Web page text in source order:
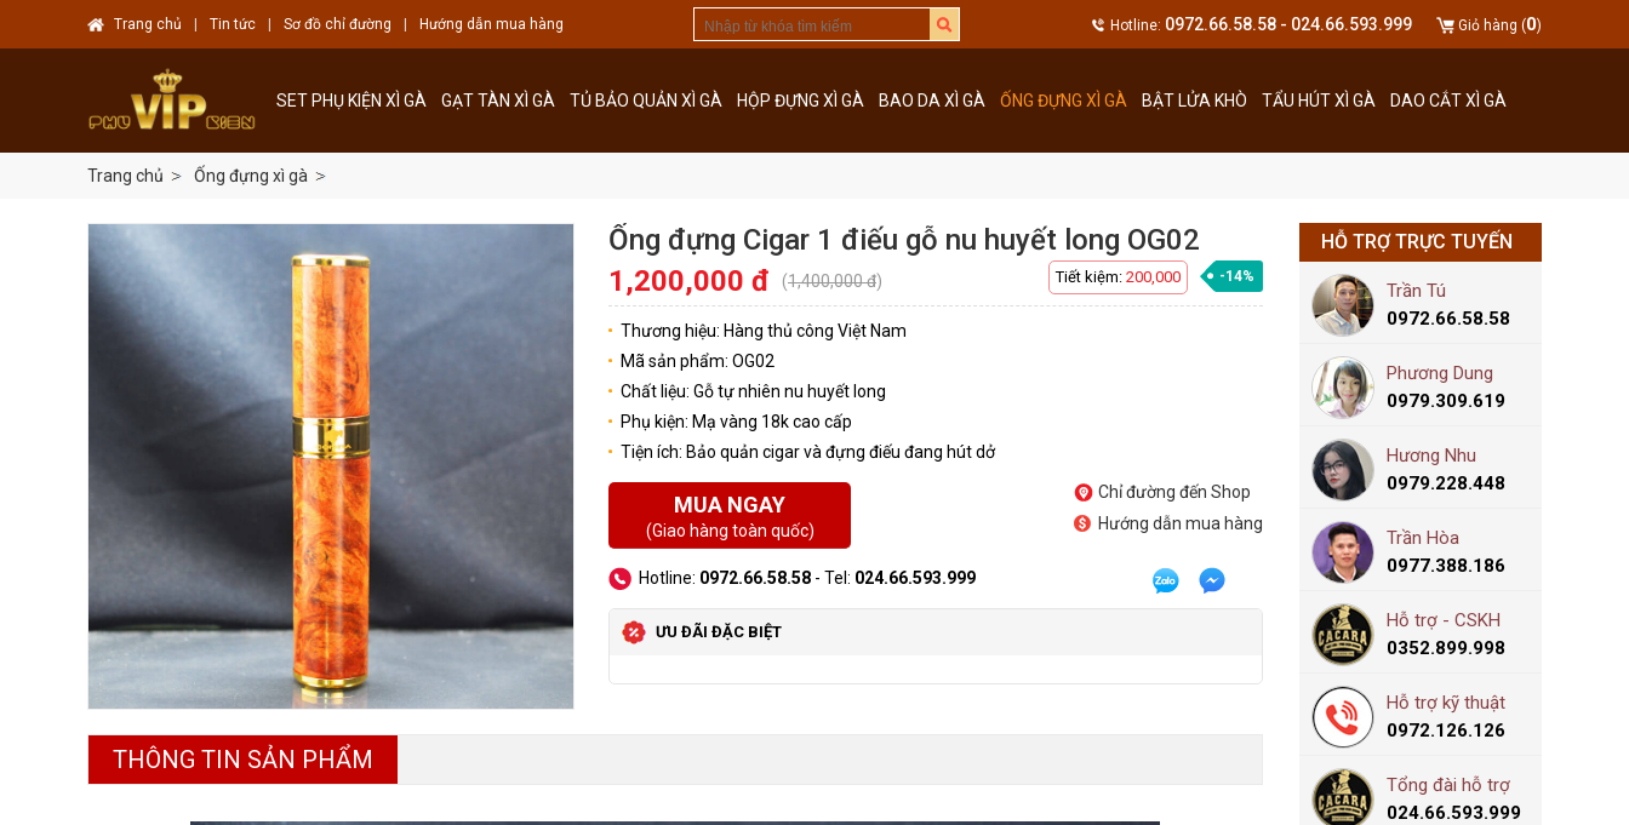
SET PHỤ KIỆN XÌ GÀ GẠT TÀN XÌ GÀ TỦ BẢO QUẢN XÌ GÀ HỘP ĐỰNG XÌ GÀ BAO DA XÌ GÀ ỐNG ĐỰNG XÌ GÀ BẬT LỬA KHÒ TẨU HÚT XÌ GÀ DAO CẮT XÌ GÀ
Trang chủ Ống đựng xì gà
Ống đựng Cigar 1 điếu gỗ nu huyết long OG02
-14%
Tiết kiệm: 200,000
1,200,000 đ (1,400,000 đ)
Thương hiệu: Hàng thủ công Việt Nam
Mã sản phẩm: OG02
Chất liệu: Gỗ tự nhiên nu huyết long
Phụ kiện: Mạ vàng 18k cao cấp
Tiện ích: Bảo quản cigar và đựng điếu đang hút dở
Chỉ đường đến Shop
Hướng dẫn mua hàng
MUA NGAY
(Giao hàng toàn quốc)
Hotline: 0972.66.58.58 - Tel: 024.66.593.999
ƯU ĐÃI ĐẶC BIỆT
THÔNG TIN SẢN PHẨM
HỖ TRỢ TRỰC TUYẾN
Trần Tú
0972.66.58.58
Phương Dung
0979.309.619
Hương Nhu
0979.228.448
Trần Hòa
0977.388.186
Hỗ trợ - CSKH
0352.899.998
Hỗ trợ kỹ thuật
0972.126.126
Tổng đài hỗ trợ
024.66.593.999
Giỏ hàng (0)
Hotline: 0972.66.58.58 - 024.66.593.999
Trang chủ Tin tức Sơ đồ chỉ đường Hướng dẫn mua hàng